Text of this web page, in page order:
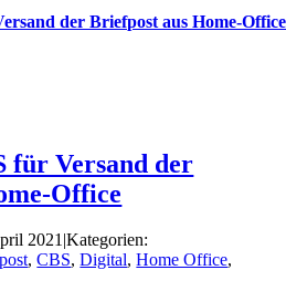
der Briefpost aus Home-Office
für Versand der
Office
2021|Kategorien:
,CBS,Digital,Home Office,